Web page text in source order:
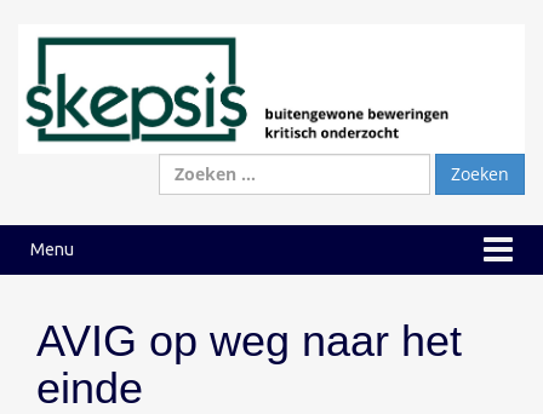
Zoeken
naar:
Menu
AVIG op weg naar het
einde